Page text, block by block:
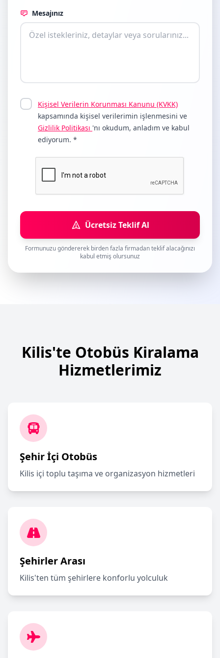
Mesajınız
Kişisel Verilerin Korunması Kanunu (KVKK)
kapsamında kişisel verilerimin işlenmesini ve
Gizlilik Politikası 'nı okudum, anladım ve kabul
ediyorum. *
Ücretsiz Teklif Al
Formunuzu göndererek birden fazla firmadan teklif alacağınızı
kabul etmiş olursunuz
Kilis'te Otobüs Kiralama
Hizmetlerimiz
Şehir İçi Otobüs
Kilis içi toplu taşıma ve organizasyon hizmetleri
Şehirler Arası
Kilis'ten tüm şehirlere konforlu yolculuk